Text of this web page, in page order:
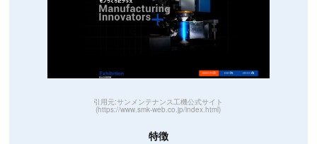
引用元:サンメンテナンス工機公式サイト
(https://www.smk-web.co.jp/index.html)
特徴